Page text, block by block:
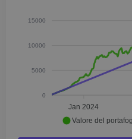
15000
10000
5000
0
Jan 2024
Valore del